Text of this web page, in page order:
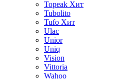
Topeak Хит
Tubolito
Tufo Хит
Ulac
Unior
Uniq
Vision
Vittoria
Wahoo